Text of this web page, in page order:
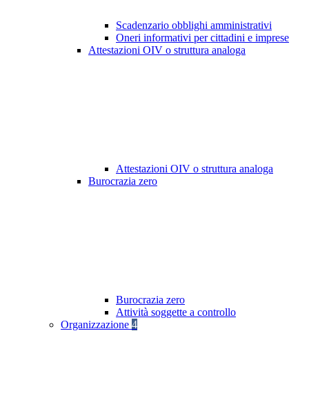
Scadenzario obblighi amministrativi
Oneri informativi per cittadini e imprese
Attestazioni OIV o struttura analoga
Attestazioni OIV o struttura analoga
Burocrazia zero
Burocrazia zero
Attività soggette a controllo
Organizzazione 4